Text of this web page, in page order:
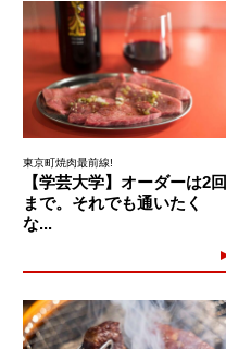
東京町焼肉最前線!
【学芸大学】オーダーは2回
まで。それでも通いたく
な...